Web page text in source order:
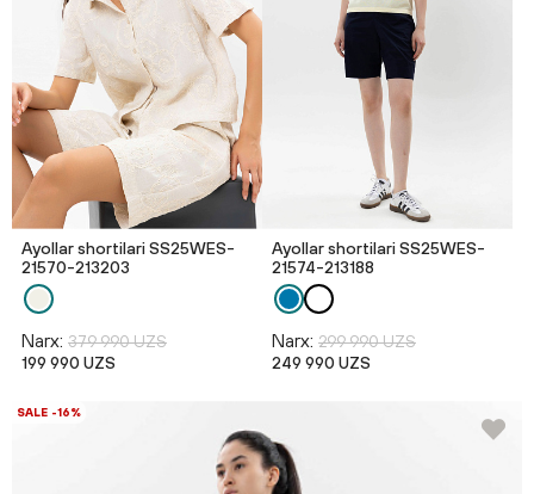
Ayollar shortilari SS25WES-
21570-213203
Narx: 379 990 UZS
199 990 UZS
Ayollar shortilari SS25WES-
21574-213188
Narx: 299 990 UZS
249 990 UZS
SALE -16%